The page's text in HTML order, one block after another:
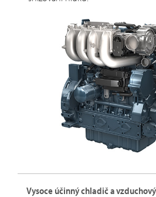
Vysoce účinný chladič a